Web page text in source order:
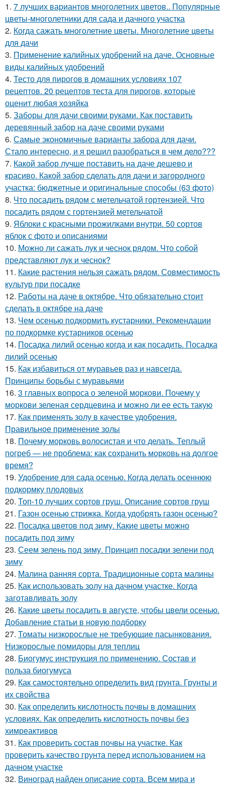
1. 7 лучших вариантов многолетних цветов.. Популярные
цветы-многолетники для сада и дачного участка
2. Когда сажать многолетние цветы. Многолетние цветы
для дачи
3. Применение калийных удобрений на даче. Основные
виды калийных удобрений
4. Тесто для пирогов в домашних условиях 107
рецептов. 20 рецептов теста для пирогов, которые
оценит любая хозяйка
5. Заборы для дачи своими руками. Как поставить
деревянный забор на даче своими руками
6. Самые экономичные варианты забора для дачи.
Стало интересно, и я решил разобраться в чем дело???
7. Какой забор лучше поставить на даче дешево и
красиво. Какой забор сделать для дачи и загородного
участка: бюджетные и оригинальные способы (63 фото)
8. Что посадить рядом с метельчатой гортензией. Что
посадить рядом с гортензией метельчатой
9. Яблоки с красными прожилками внутри. 50 сортов
яблок с фото и описаниями
10. Можно ли сажать лук и чеснок рядом. Что собой
представляют лук и чеснок?
11. Какие растения нельзя сажать рядом. Совместимость
культур при посадке
12. Работы на даче в октябре. Что обязательно стоит
сделать в октябре на даче
13. Чем осенью подкормить кустарники. Рекомендации
по подкормке кустарников осенью
14. Посадка лилий осенью когда и как посадить. Посадка
лилий осенью
15. Как избавиться от муравьев раз и навсегда.
Принципы борьбы с муравьями
16. 3 главных вопроса о зеленой моркови. Почему у
моркови зеленая сердцевина и можно ли ее есть такую
17. Как применять золу в качестве удобрения.
Правильное применение золы
18. Почему морковь волосистая и что делать. Теплый
погреб — не проблема: как сохранить морковь на долгое
время?
19. Удобрение для сада осенью. Когда делать осеннюю
подкормку плодовых
20. Топ-10 лучших сортов груш. Описание сортов груш
21. Газон осенью стрижка. Когда удобрять газон осенью?
22. Посадка цветов под зиму. Какие цветы можно
посадить под зиму
23. Сеем зелень под зиму. Принцип посадки зелени под
зиму
24. Малина ранняя сорта. Традиционные сорта малины
25. Как использовать золу на дачном участке. Когда
заготавливать золу
26. Какие цветы посадить в августе, чтобы цвели осенью.
Добавление статьи в новую подборку
27. Томаты низкорослые не требующие пасынкования.
Низкорослые помидоры для теплиц
28. Биогумус инструкция по применению. Состав и
польза биогумуса
29. Как самостоятельно определить вид грунта. Грунты и
их свойства
30. Как определить кислотность почвы в домашних
условиях. Как определить кислотность почвы без
химреактивов
31. Как проверить состав почвы на участке. Как
проверить качество грунта перед использованием на
дачном участке
32. Виноград найден описание сорта. Всем мира и